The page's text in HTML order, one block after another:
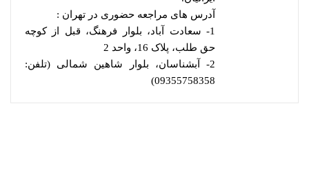
آدرس های مراجعه حضوری در تهران :
1- سعادت آباد، بلوار فرهنگ، قبل از کوچه
حق طلب، پلاک 16، واحد 2
2- آبشناسان، بلوار شاهین شمالی (تلفن:
09355758358)